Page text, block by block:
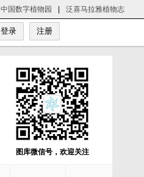
中国数字植物园 泛喜马拉雅植物志
图库微信号，欢迎关注